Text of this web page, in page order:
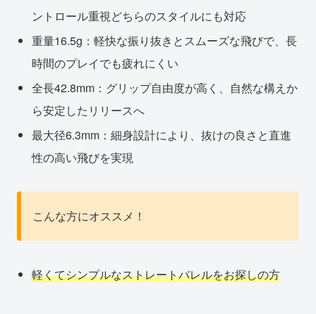
ントロール重視どちらのスタイルにも対応
重量16.5g：軽快な振り抜きとスムーズな飛びで、長
時間のプレイでも疲れにくい
全長42.8mm：グリップ自由度が高く、自然な構えか
ら安定したリリースへ
最大径6.3mm：細身設計により、抜けの良さと直進
性の高い飛びを実現
こんな方にオススメ！
軽くてシンプルなストレートバレルをお探しの方